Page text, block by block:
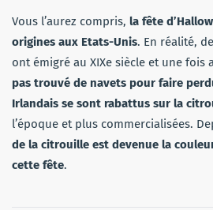
Vous l’aurez compris, la fête
origines aux Etats-Unis. En réalité,
ont émigré au XIXe siècle et une fois
pas trouvé de navets pour faire
Irlandais se sont rabattus sur la
l’époque et plus commercialisées.
de la citrouille est devenue la
cette fête.